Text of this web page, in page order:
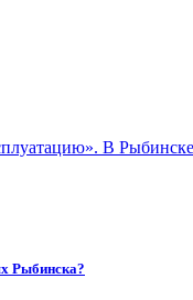
В
Рыбинска?